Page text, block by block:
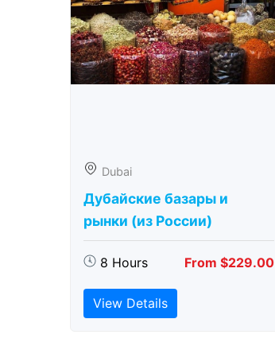
Dubai
Дубайские базары и
рынки (из России)
8 Hours From $229.00
View Details